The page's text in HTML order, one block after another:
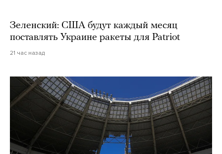
Зеленский: США будут каждый месяц
поставлять Украине ракеты для Patriot
21 час назад